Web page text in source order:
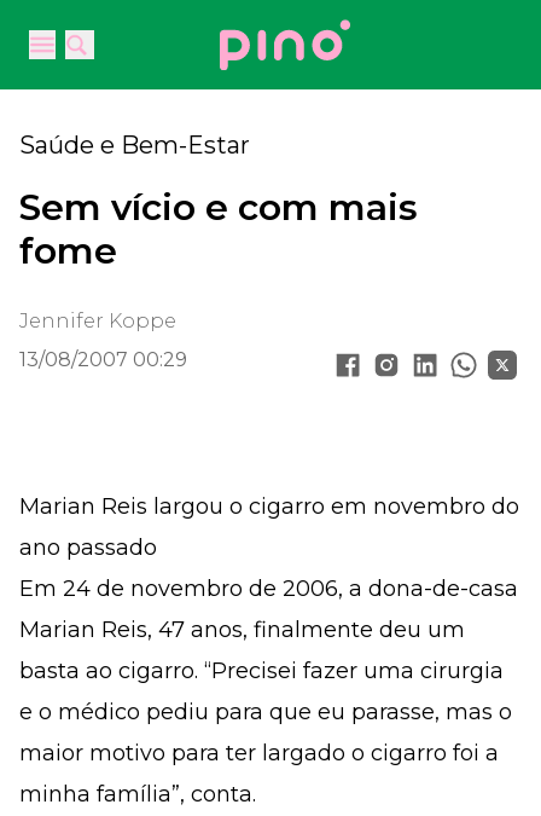
Open main menu
Open main menu
Your Company
Saúde e Bem-Estar
Sem vício e com mais
fome
Jennifer Koppe
13/08/2007 00:29
Marian Reis largou o cigarro em novembro do
ano passado
Em 24 de novembro de 2006, a dona-de-casa
Marian Reis, 47 anos, finalmente deu um
basta ao cigarro. “Precisei fazer uma cirurgia
e o médico pediu para que eu parasse, mas o
maior motivo para ter largado o cigarro foi a
minha família”, conta.